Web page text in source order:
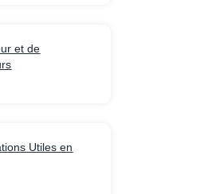
et de
Utiles en